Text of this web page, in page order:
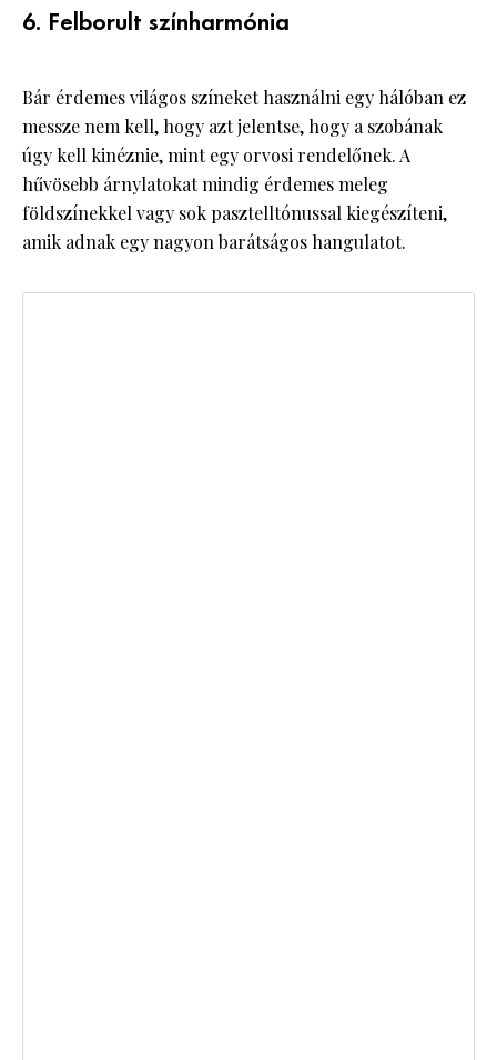
6. Felborult színharmónia
Bár érdemes világos színeket használni egy hálóban ez
messze nem kell, hogy azt jelentse, hogy a szobának
úgy kell kinéznie, mint egy orvosi rendelőnek. A
hűvösebb árnylatokat mindig érdemes meleg
földszínekkel vagy sok pasztelltónussal kiegészíteni,
amik adnak egy nagyon barátságos hangulatot.